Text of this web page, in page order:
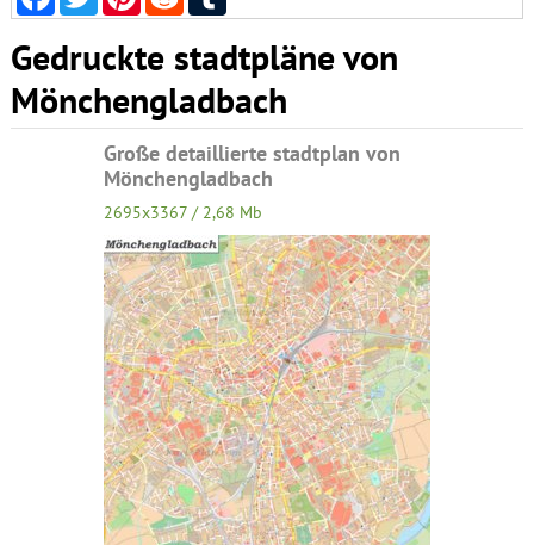
Gedruckte stadtpläne von
Mönchengladbach
Große detaillierte stadtplan von
Mönchengladbach
2695x3367 / 2,68 Mb